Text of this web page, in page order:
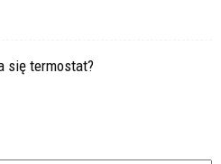
się termostat?